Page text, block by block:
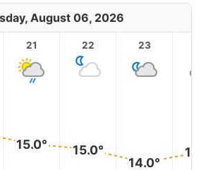
August 06, 2026
21
15.0°
22
15.0°
23
14.0°